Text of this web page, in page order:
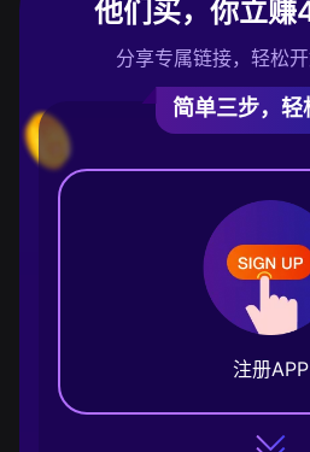
他们买，你立赚
分享专属链接，轻松开
简单三步，轻
注册APP